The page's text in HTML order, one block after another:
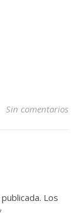
Sin comentarios
Los